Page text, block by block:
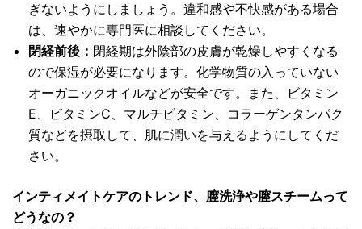
ぎないようにしましょう。違和感や不快感がある場合
は、速やかに専門医に相談してください。
閉経前後： 閉経期は外陰部の皮膚が乾燥しやすくなる
ので保湿が必要になります。化学物質の入っていない
オーガニックオイルなどが安全です。また、ビタミン
E、ビタミンC、マルチビタミン、コラーゲンタンパク
質などを摂取して、肌に潤いを与えるようにしてくだ
さい。
インティメイトケアのトレンド、膣洗浄や膣スチームって
どうなの？